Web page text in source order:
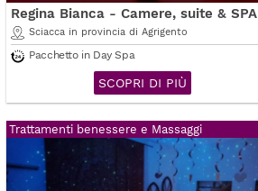
Regina Bianca - Camere, suite & SPA
Sciacca in provincia di Agrigento
Pacchetto in Day Spa
SCOPRI DI PIÙ
Trattamenti benessere e Massaggi